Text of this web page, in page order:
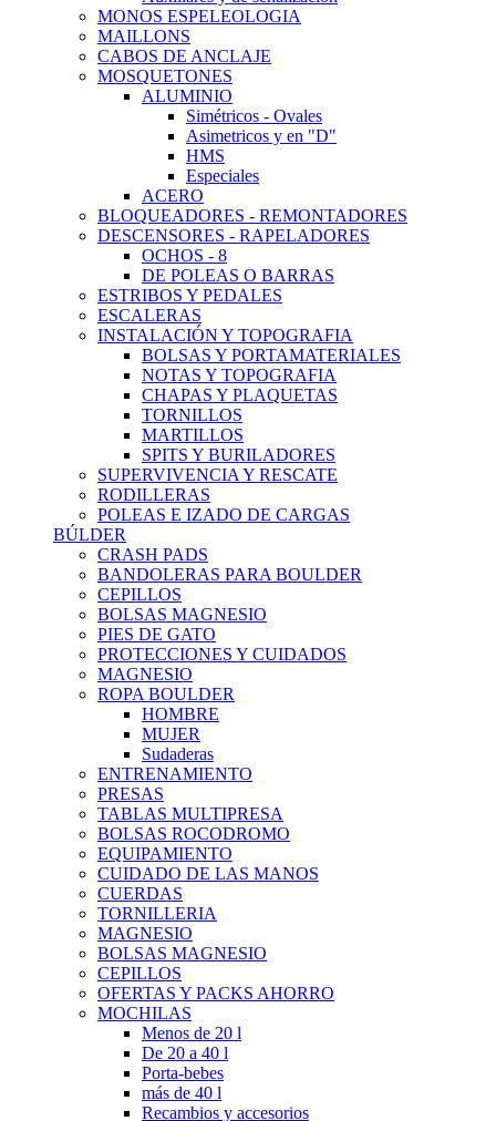
MONOS ESPELEOLOGIA
MAILLONS
CABOS DE ANCLAJE
MOSQUETONES
ALUMINIO
Simétricos - Ovales
Asimetricos y en "D"
HMS
Especiales
ACERO
BLOQUEADORES - REMONTADORES
DESCENSORES - RAPELADORES
OCHOS - 8
DE POLEAS O BARRAS
ESTRIBOS Y PEDALES
ESCALERAS
INSTALACIÓN Y TOPOGRAFIA
BOLSAS Y PORTAMATERIALES
NOTAS Y TOPOGRAFIA
CHAPAS Y PLAQUETAS
TORNILLOS
MARTILLOS
SPITS Y BURILADORES
SUPERVIVENCIA Y RESCATE
RODILLERAS
POLEAS E IZADO DE CARGAS
BÚLDER
CRASH PADS
BANDOLERAS PARA BOULDER
CEPILLOS
BOLSAS MAGNESIO
PIES DE GATO
PROTECCIONES Y CUIDADOS
MAGNESIO
ROPA BOULDER
HOMBRE
MUJER
Sudaderas
ENTRENAMIENTO
PRESAS
TABLAS MULTIPRESA
BOLSAS ROCODROMO
EQUIPAMIENTO
CUIDADO DE LAS MANOS
CUERDAS
TORNILLERIA
MAGNESIO
BOLSAS MAGNESIO
CEPILLOS
OFERTAS Y PACKS AHORRO
MOCHILAS
Menos de 20 l
De 20 a 40 l
Porta-bebes
más de 40 l
Recambios y accesorios